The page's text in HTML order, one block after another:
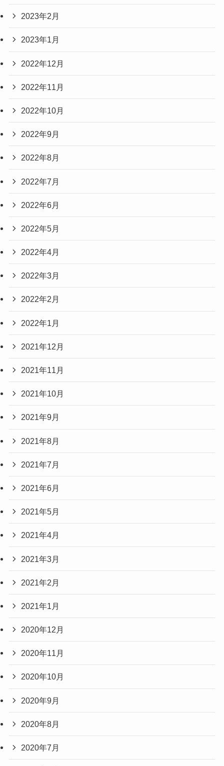
2023年2月
2023年1月
2022年12月
2022年11月
2022年10月
2022年9月
2022年8月
2022年7月
2022年6月
2022年5月
2022年4月
2022年3月
2022年2月
2022年1月
2021年12月
2021年11月
2021年10月
2021年9月
2021年8月
2021年7月
2021年6月
2021年5月
2021年4月
2021年3月
2021年2月
2021年1月
2020年12月
2020年11月
2020年10月
2020年9月
2020年8月
2020年7月